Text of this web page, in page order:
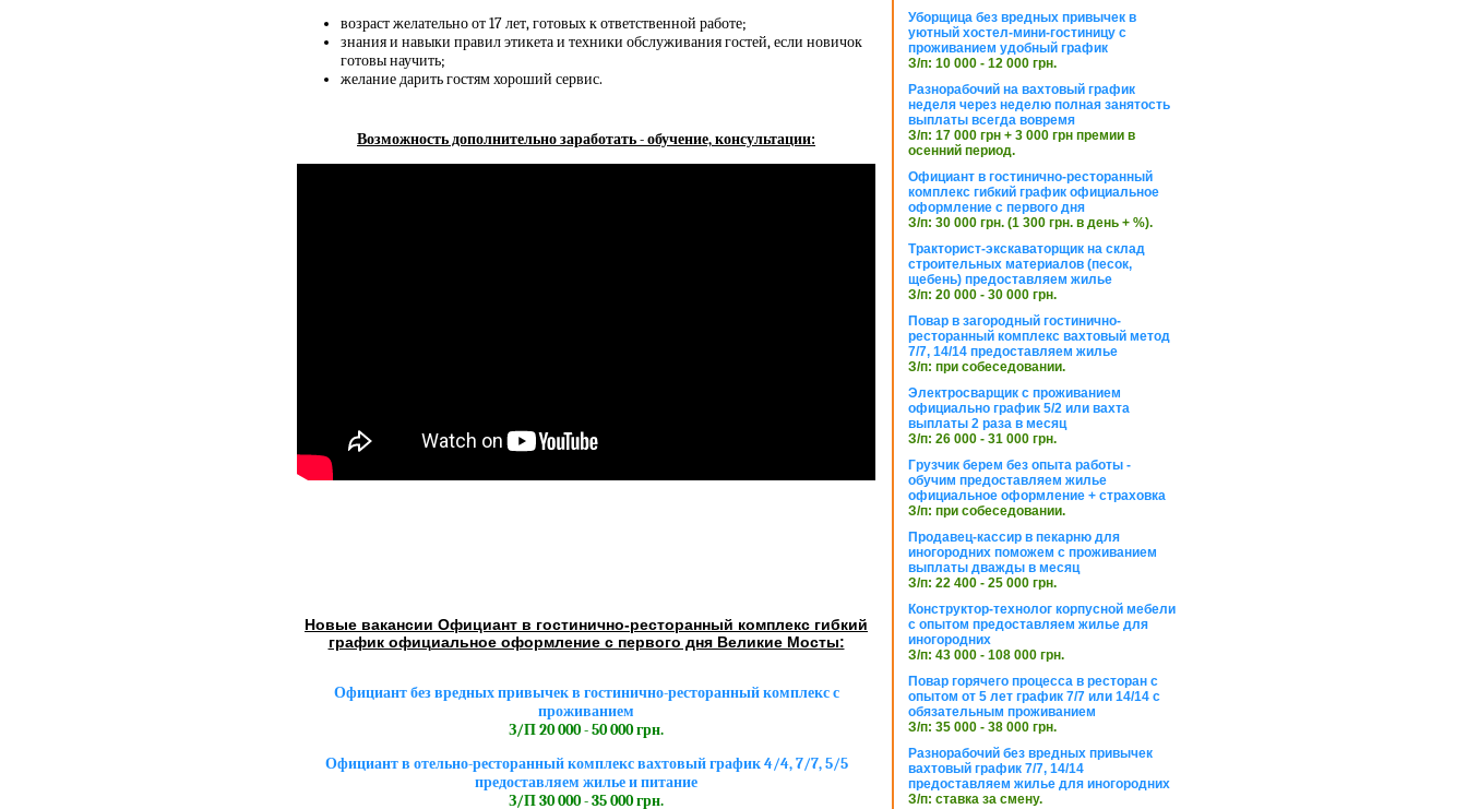
возраст желательно от 17 лет, готовых к ответственной работе;
знания и навыки правил этикета и техники обслуживания гостей, если новичок
готовы научить;
желание дарить гостям хороший сервис.
Возможность дополнительно заработать - обучение, консультации:
Новые вакансии Официант в гостинично-ресторанный комплекс гибкий
график официальное оформление с первого дня Великие Мосты:
Официант без вредных привычек в гостинично-ресторанный комплекс с
проживанием
З/П 20 000 - 50 000 грн.
Официант в отельно-ресторанный комплекс вахтовый график 4/4, 7/7, 5/5
предоставляем жилье и питание
З/П 30 000 - 35 000 грн.
Уборщица без вредных привычек в
уютный хостел-мини-гостиницу с
проживанием удобный график
З/п: 10 000 - 12 000 грн.
Разнорабочий на вахтовый график
неделя через неделю полная занятость
выплаты всегда вовремя
З/п: 17 000 грн + 3 000 грн премии в
осенний период.
Официант в гостинично-ресторанный
комплекс гибкий график официальное
оформление с первого дня
З/п: 30 000 грн. (1 300 грн. в день + %).
Тракторист-экскаваторщик на склад
строительных материалов (песок,
щебень) предоставляем жилье
З/п: 20 000 - 30 000 грн.
Повар в загородный гостинично-
ресторанный комплекс вахтовый метод
7/7, 14/14 предоставляем жилье
З/п: при собеседовании.
Электросварщик с проживанием
официально график 5/2 или вахта
выплаты 2 раза в месяц
З/п: 26 000 - 31 000 грн.
Грузчик берем без опыта работы -
обучим предоставляем жилье
официальное оформление + страховка
З/п: при собеседовании.
Продавец-кассир в пекарню для
иногородних поможем с проживанием
выплаты дважды в месяц
З/п: 22 400 - 25 000 грн.
Конструктор-технолог корпусной мебели
с опытом предоставляем жилье для
иногородних
З/п: 43 000 - 108 000 грн.
Повар горячего процесса в ресторан с
опытом от 5 лет график 7/7 или 14/14 с
обязательным проживанием
З/п: 35 000 - 38 000 грн.
Разнорабочий без вредных привычек
вахтовый график 7/7, 14/14
предоставляем жилье для иногородних
З/п: ставка за смену.